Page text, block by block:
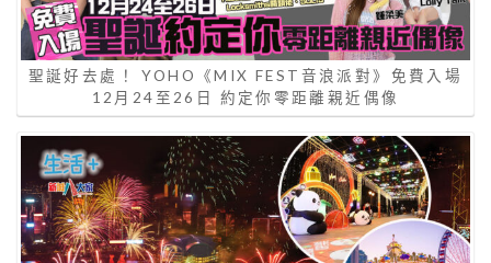
聖誕好去處！ YOHO《MIX FEST音浪派對》免費入場
12月24至26日 約定你零距離親近偶像